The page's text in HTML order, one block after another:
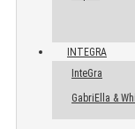
INTEGRA
InteGra
GabriElla &